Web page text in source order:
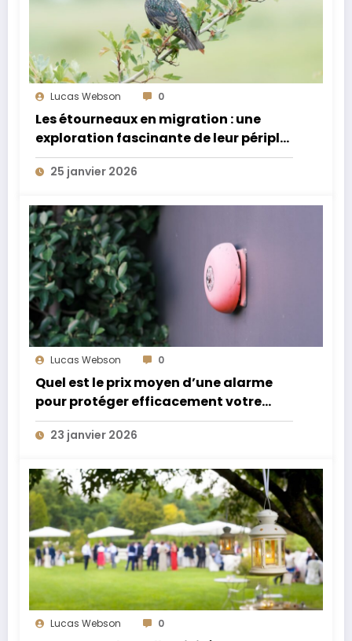
Lucas Webson 0
Les étourneaux en migration : une
exploration fascinante de leur périple
annuel extraordinaire
25 janvier 2026
Lucas Webson 0
Quel est le prix moyen d’une alarme
pour protéger efficacement votre
domicile ?
23 janvier 2026
Lucas Webson 0